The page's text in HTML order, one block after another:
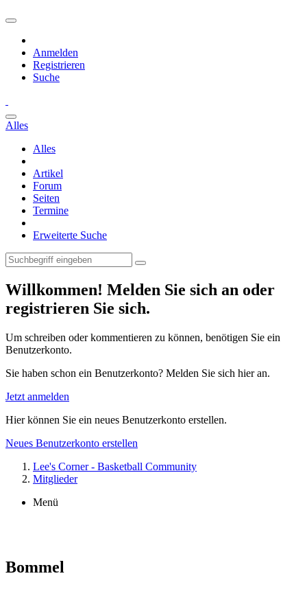
Anmelden
Registrieren
Suche
Alles
Alles
Artikel
Forum
Seiten
Termine
Erweiterte Suche
Willkommen! Melden Sie sich an oder
registrieren Sie sich.
Um schreiben oder kommentieren zu können, benötigen Sie ein
Benutzerkonto.
Sie haben schon ein Benutzerkonto? Melden Sie sich hier an.
Jetzt anmelden
Hier können Sie ein neues Benutzerkonto erstellen.
Neues Benutzerkonto erstellen
Lee's Corner - Basketball Community
Mitglieder
Menü
Bommel